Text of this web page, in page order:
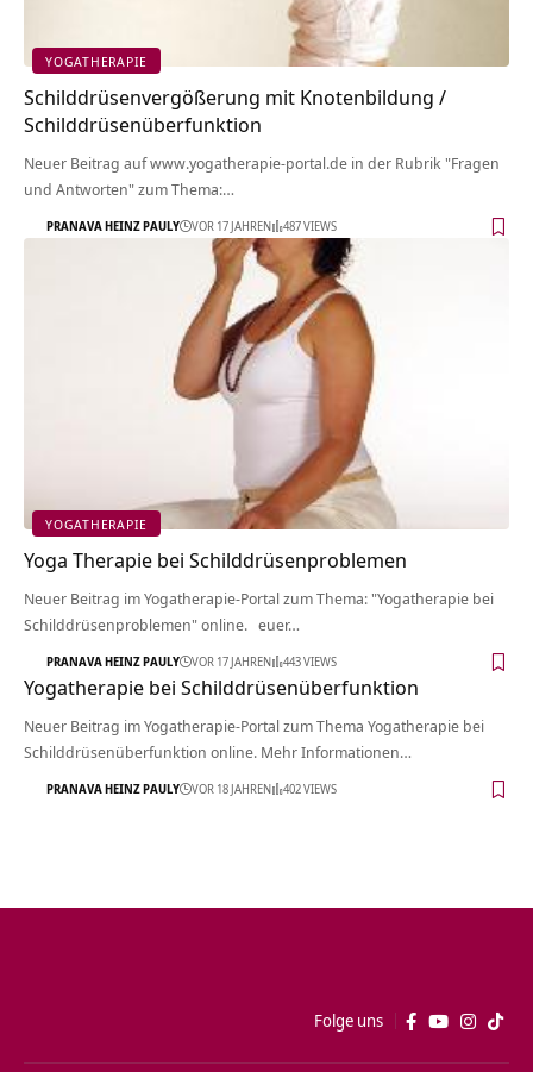
YOGATHERAPIE
Schilddrüsenvergößerung mit Knotenbildung /
Schilddrüsenüberfunktion
Neuer Beitrag auf www.yogatherapie-portal.de in der Rubrik "Fragen
und Antworten" zum Thema:…
PRANAVA HEINZ PAULY VOR 17 JAHREN 487 VIEWS
YOGATHERAPIE
Yoga Therapie bei Schilddrüsenproblemen
Neuer Beitrag im Yogatherapie-Portal zum Thema: "Yogatherapie bei
Schilddrüsenproblemen" online. euer…
PRANAVA HEINZ PAULY VOR 17 JAHREN 443 VIEWS
Yogatherapie bei Schilddrüsenüberfunktion
Neuer Beitrag im Yogatherapie-Portal zum Thema Yogatherapie bei
Schilddrüsenüberfunktion online. Mehr Informationen…
PRANAVA HEINZ PAULY VOR 18 JAHREN 402 VIEWS
Folge uns